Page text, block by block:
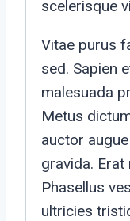
scelerisque
Vitae purus
sed. Sapien
malesuada
Metus
auctor
gravida. Erat
Phasellus
ultricies